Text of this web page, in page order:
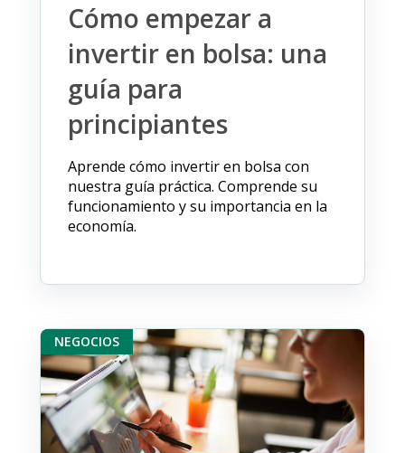
Cómo empezar a
invertir en bolsa: una
guía para
principiantes
Aprende cómo invertir en bolsa con
nuestra guía práctica. Comprende su
funcionamiento y su importancia en la
economía.
NEGOCIOS